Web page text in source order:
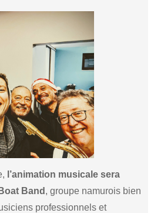
l’animation musicale sera
Band , groupe namurois bien
professionnels et